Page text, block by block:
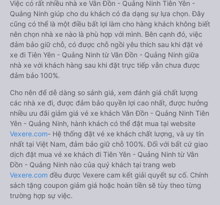
Việc có rất nhiều nhà xe Vân Đồn - Quảng Ninh Tiên Yên -
Quảng Ninh giúp cho du khách có đa dạng sự lựa chọn. Đây
cũng có thể là một điều bất lợi làm cho hàng khách không biết
nên chọn nhà xe nào là phù hợp với mình. Bên cạnh đó, việc
đảm bảo giữ chỗ, có được chỗ ngồi yêu thích sau khi đặt vé
xe đi Tiên Yên - Quảng Ninh từ Vân Đồn - Quảng Ninh giữa
nhà xe với khách hàng sau khi đặt trực tiếp vẫn chưa được
đảm bảo 100%.
Cho nên để dễ dàng so sánh giá, xem đánh giá chất lượng
các nhà xe đi, được đảm bảo quyền lợi cao nhất, được hưởng
nhiều ưu đãi giảm giá vé xe khách Vân Đồn - Quảng Ninh Tiên
Yên - Quảng Ninh, hành khách có thể đặt mua tại website
Vexere.com- Hệ thống đặt vé xe khách chất lượng, và uy tín
nhất tại Việt Nam, đảm bảo giữ chỗ 100%. Đối với bất cứ giao
dịch đặt mua vé xe khách đi Tiên Yên - Quảng Ninh từ Vân
Đồn - Quảng Ninh nào của quý khách tại trang web
Vexere.com đều được Vexere cam kết giải quyết sự cố. Chính
sách tặng coupon giảm giá hoặc hoàn tiền sẽ tùy theo từng
trường hợp sự việc.